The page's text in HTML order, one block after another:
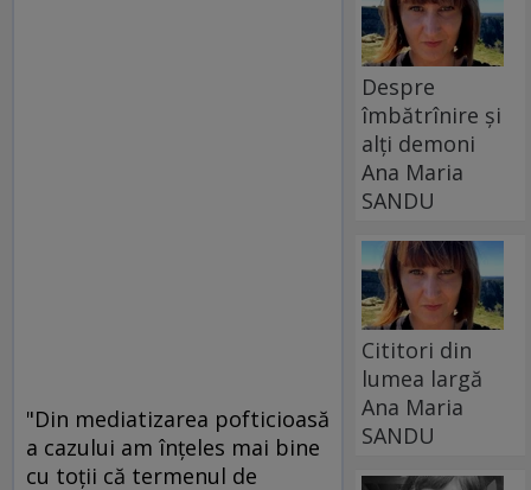
"Din mediatizarea pofticioasă
a cazului am înţeles mai bine
cu toţii că termenul de
Despre
îmbătrînire și
alți demoni
Ana Maria
SANDU
Cititori din
lumea largă
Ana Maria
SANDU